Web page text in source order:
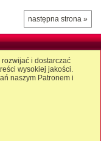
następna strona »
i dostarczać
wysokiej jakości.
naszym Patronem i